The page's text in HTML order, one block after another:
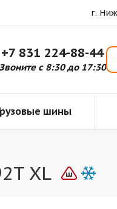
г.
+7 831 224-88-44
с 8:30 до 17:30
шины
XL